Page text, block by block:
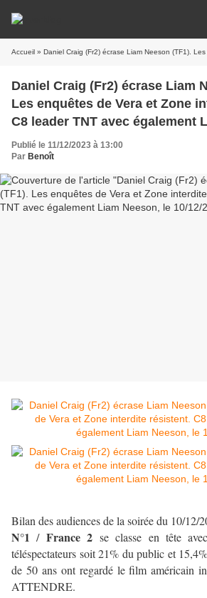
Accueil » Daniel Craig (Fr2) écrase Liam Neeson (TF1). Les enquêtes de Vera et Zone interdite résistent.
Daniel Craig (Fr2) écrase Liam
Les enquêtes de Vera et Zone
C8 leader TNT avec également
10/12/23
Publié le 11/12/2023 à 13:00
Par Benoît
Bilan des audiences de la soirée du 10/12/
N°1 / France 2 se classe en tête
téléspectateurs soit 21% du public et
de 50 ans ont regardé le film américain
ATTENDRE.